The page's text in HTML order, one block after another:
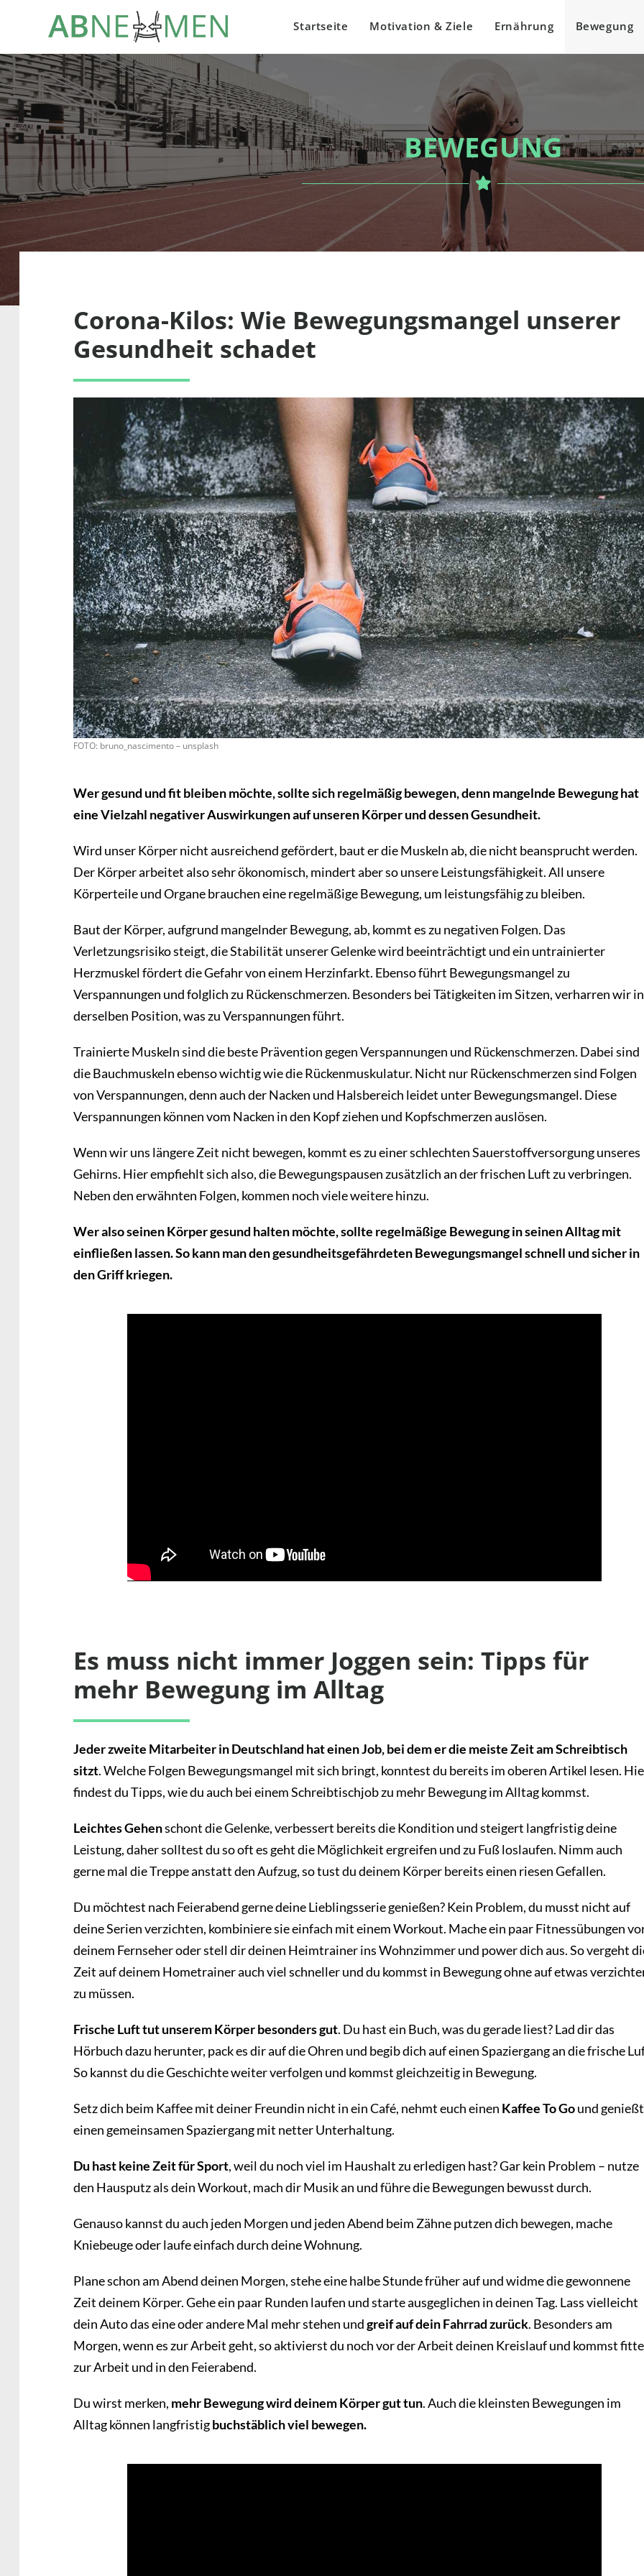
Startseite Motivation & Ziele Ernährung Bewegung
BEWEGUNG
Corona-Kilos: Wie Bewegungsmangel unserer
Gesundheit schadet
FOTO: bruno_nascimento – unsplash
Wer gesund und fit bleiben möchte, sollte sich regelmäßig bewegen, denn mangelnde Bewegung hat
eine Vielzahl negativer Auswirkungen auf unseren Körper und dessen Gesundheit.
Wird unser Körper nicht ausreichend gefördert, baut er die Muskeln ab, die nicht beansprucht werden.
Der Körper arbeitet also sehr ökonomisch, mindert aber so unsere Leistungsfähigkeit. All unsere
Körperteile und Organe brauchen eine regelmäßige Bewegung, um leistungsfähig zu bleiben.
Baut der Körper, aufgrund mangelnder Bewegung, ab, kommt es zu negativen Folgen. Das
Verletzungsrisiko steigt, die Stabilität unserer Gelenke wird beeinträchtigt und ein untrainierter
Herzmuskel fördert die Gefahr von einem Herzinfarkt. Ebenso führt Bewegungsmangel zu
Verspannungen und folglich zu Rückenschmerzen. Besonders bei Tätigkeiten im Sitzen, verharren wir in
derselben Position, was zu Verspannungen führt.
Trainierte Muskeln sind die beste Prävention gegen Verspannungen und Rückenschmerzen. Dabei sind
die Bauchmuskeln ebenso wichtig wie die Rückenmuskulatur. Nicht nur Rückenschmerzen sind Folgen
von Verspannungen, denn auch der Nacken und Halsbereich leidet unter Bewegungsmangel. Diese
Verspannungen können vom Nacken in den Kopf ziehen und Kopfschmerzen auslösen.
Wenn wir uns längere Zeit nicht bewegen, kommt es zu einer schlechten Sauerstoffversorgung unseres
Gehirns. Hier empfiehlt sich also, die Bewegungspausen zusätzlich an der frischen Luft zu verbringen.
Neben den erwähnten Folgen, kommen noch viele weitere hinzu.
Wer also seinen Körper gesund halten möchte, sollte regelmäßige Bewegung in seinen Alltag mit
einfließen lassen. So kann man den gesundheitsgefährdeten Bewegungsmangel schnell und sicher in
den Griff kriegen.
Es muss nicht immer Joggen sein: Tipps für
mehr Bewegung im Alltag
Jeder zweite Mitarbeiter in Deutschland hat einen Job, bei dem er die meiste Zeit am Schreibtisch
sitzt. Welche Folgen Bewegungsmangel mit sich bringt, konntest du bereits im oberen Artikel lesen.
findest du Tipps, wie du auch bei einem Schreibtischjob zu mehr Bewegung im Alltag kommst.
Leichtes Gehenschont die Gelenke, verbessert bereits die Kondition und steigert langfristig deine
Leistung, daher solltest du so oft es geht die Möglichkeit ergreifen und zu Fuß loslaufen. Nimm auch
gerne mal die Treppe anstatt den Aufzug, so tust du deinem Körper bereits einen riesen Gefallen.
Du möchtest nach Feierabend gerne deine Lieblingsserie genießen? Kein Problem, du musst nicht auf
deine Serien verzichten, kombiniere sie einfach mit einem Workout. Mache ein paar Fitnessübungen
deinem Fernseher oder stell dir deinen Heimtrainer ins Wohnzimmer und power dich aus. So vergeht
Zeit auf deinem Hometrainer auch viel schneller und du kommst in Bewegung ohne auf etwas
zu müssen.
Frische Luft tut unserem Körper besonders gut. Du hast ein Buch, was du gerade liest? Lad dir das
Hörbuch dazu herunter, pack es dir auf die Ohren und begib dich auf einen Spaziergang an die frische
So kannst du die Geschichte weiter verfolgen und kommst gleichzeitig in Bewegung.
Setz dich beim Kaffee mit deiner Freundin nicht in ein Café, nehmt euch einen Kaffee To Gound genießt
einen gemeinsamen Spaziergang mit netter Unterhaltung.
Du hast keine Zeit für Sport, weil du noch viel im Haushalt zu erledigen hast? Gar kein Problem – nutze
den Hausputz als dein Workout, mach dir Musik an und führe die Bewegungen bewusst durch.
Genauso kannst du auch jeden Morgen und jeden Abend beim Zähne putzen dich bewegen, mache
Kniebeuge oder laufe einfach durch deine Wohnung.
Plane schon am Abend deinen Morgen, stehe eine halbe Stunde früher auf und widme die gewonnene
Zeit deinem Körper. Gehe ein paar Runden laufen und starte ausgeglichen in deinen Tag. Lass vielleicht
dein Auto das eine oder andere Mal mehr stehen undgreif auf dein Fahrrad zurück. Besonders am
Morgen, wenn es zur Arbeit geht, so aktivierst du noch vor der Arbeit deinen Kreislauf und kommst
zur Arbeit und in den Feierabend.
Du wirst merken, mehr Bewegung wird deinem Körper gut tun. Auch die kleinsten Bewegungen im
Alltag können langfristigbuchstäblich viel bewegen.